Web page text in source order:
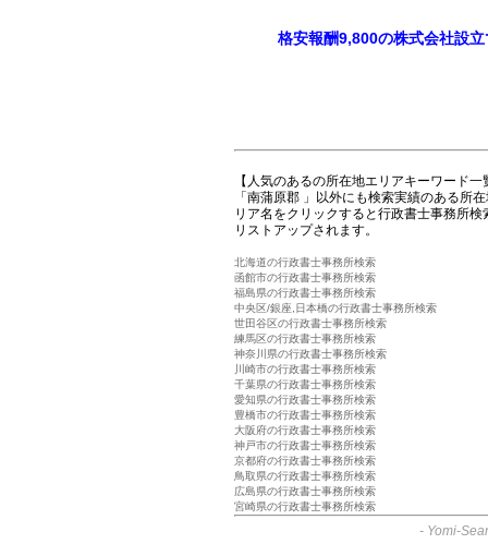
格安報酬9,800の株式会社設
【人気のあるの所在地エリアキーワード一
「南蒲原郡 」以外にも検索実績のある所
リア名をクリックすると行政書士事務所
リストアップされます。
北海道の行政書士事務所検索
函館市の行政書士事務所検索
福島県の行政書士事務所検索
中央区/銀座,日本橋の行政書士事務所検索
世田谷区の行政書士事務所検索
練馬区の行政書士事務所検索
神奈川県の行政書士事務所検索
川崎市の行政書士事務所検索
千葉県の行政書士事務所検索
愛知県の行政書士事務所検索
豊橋市の行政書士事務所検索
大阪府の行政書士事務所検索
神戸市の行政書士事務所検索
京都府の行政書士事務所検索
鳥取県の行政書士事務所検索
広島県の行政書士事務所検索
宮崎県の行政書士事務所検索
- Yomi-